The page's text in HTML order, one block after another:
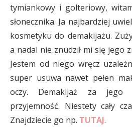
tymiankowy i golteriowy,
słonecznika. Ja najbardziej
kosmetyku do demakijażu.
a nadal nie znudził mi się jego
Jestem od niego wręcz
super usuwa nawet pełen
oczy. Demakijaż za jego
przyjemność. Niestety cały
Znajdziecie go np. TUTAJ.